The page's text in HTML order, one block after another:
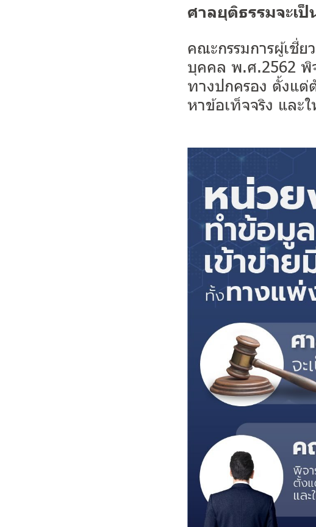
ศาลยุติธรรมจะเ
คณะกรรมการผู้เชี่
บุคคล พ.ศ.2562 พิ
ทางปกครอง ตั้งแต่
หาข้อเท็จจริง และ